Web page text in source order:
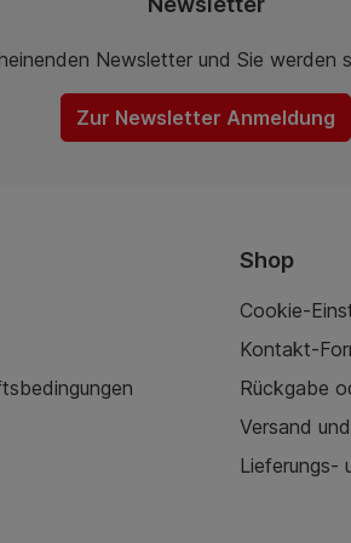
Newsletter und Sie
Zur Newsletter Anmeldung
Shop
Cookie-
Kontakt-
Rückgabe
Versand
Lieferungs-